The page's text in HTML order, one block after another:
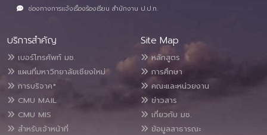
ช่องทางการแจ้งเรื่องร้องเรียน สำนักงาน ป.ป.ท.
บริการสำคัญ
เบอร์โทรศัพท์ มช.
แผนที่มหาวิทยาลัยเชียงใหม่
การบริจาค*
CMU MAIL
CMU MIS
สำหรับเจ้าหน้าที่
Site Map
หลักสูตร
การศึกษา
คณะและหน่วยงาน
ข่าวสาร
เกี่ยวกับ มช.
ข้อมูลสาธารณะ